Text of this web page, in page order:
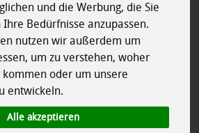
und die Werbung, die Sie
Bedürfnisse anzupassen.
nutzen wir außerdem um
um zu verstehen, woher
kommen oder um unsere
entwickeln.
Alle akzeptieren